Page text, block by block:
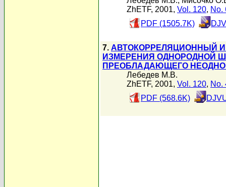
ZhETF, 2001, Vol. 120, No.
PDF (1505.7K)
7. АВТОКОРРЕЛЯЦИОННЫЙ
ИЗМЕРЕНИЯ ОДНОРОДНОЙ
ПРЕОБЛАДАЮЩЕГО
Лебедев М.В.
ZhETF, 2001, Vol. 120, No.
PDF (568.6K)